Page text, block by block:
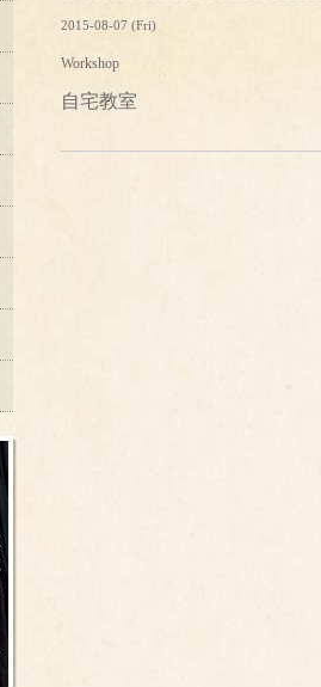
2015-08-07 (Fri)
Workshop
自宅教室